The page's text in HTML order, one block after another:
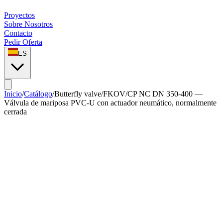
Proyectos
Sobre Nosotros
Contacto
Pedir Oferta
ES
Inicio/Catálogo/Butterfly valve/FKOV/CP NC DN 350-400 —
Válvula de mariposa PVC-U con actuador neumático, normalmente
cerrada